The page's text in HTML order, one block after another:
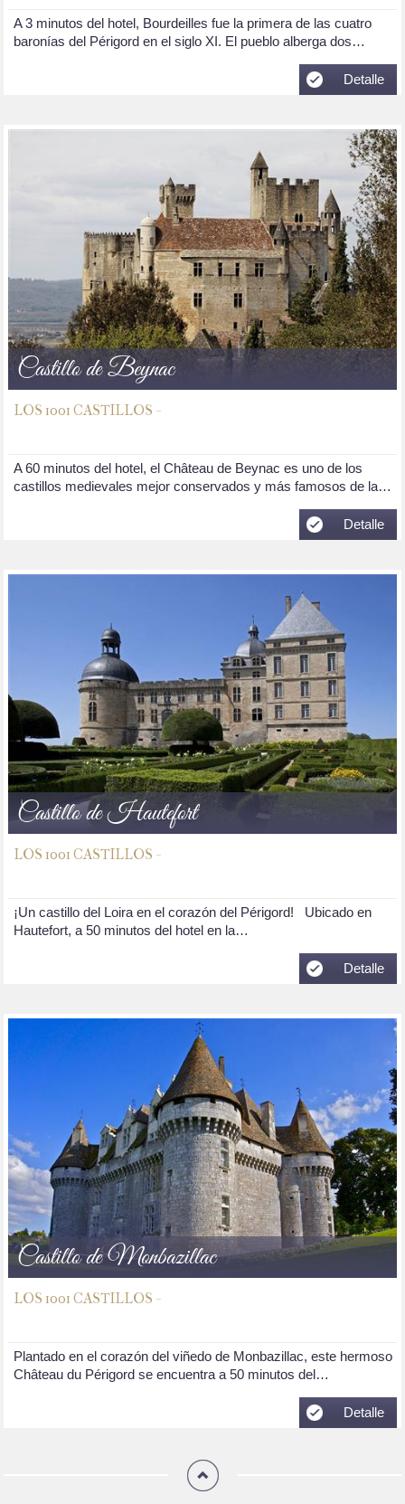
A 3 minutos del hotel, Bourdeilles fue la primera de las cuatro
baronías del Périgord en el siglo XI. El pueblo alberga dos…
Detalle
Castillo de Beynac
LOS 1001 CASTILLOS -
A 60 minutos del hotel, el Château de Beynac es uno de los
castillos medievales mejor conservados y más famosos de la…
Detalle
Castillo de Hautefort
LOS 1001 CASTILLOS -
¡Un castillo del Loira en el corazón del Périgord! Ubicado en
Hautefort, a 50 minutos del hotel en la…
Detalle
Castillo de Monbazillac
LOS 1001 CASTILLOS -
Plantado en el corazón del viñedo de Monbazillac, este hermoso
Château du Périgord se encuentra a 50 minutos del…
Detalle